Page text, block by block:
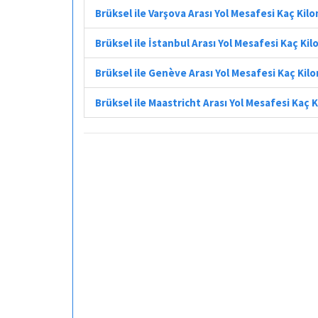
Brüksel ile Varşova Arası Yol Mesafesi Kaç
Brüksel ile İstanbul Arası Yol Mesafesi Kaç
Brüksel ile Genève Arası Yol Mesafesi Kaç
Brüksel ile Maastricht Arası Yol Mesafesi Kaç